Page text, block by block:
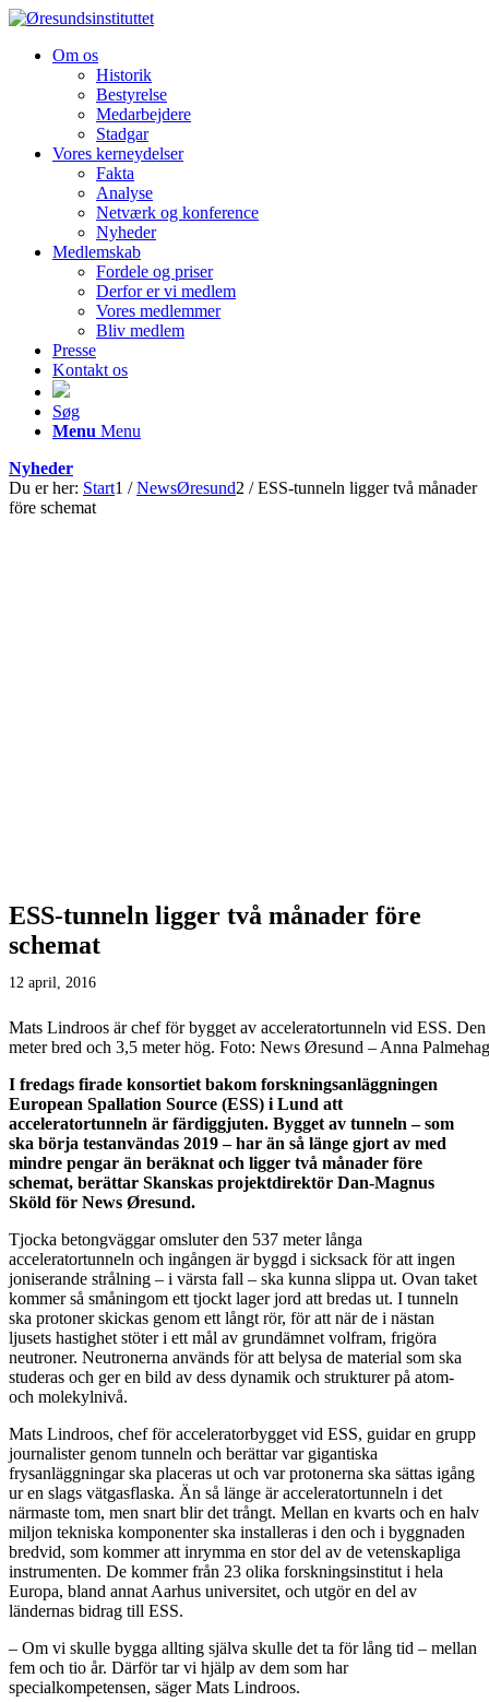
Om os
Historik
Bestyrelse
Medarbejdere
Stadgar
Vores kerneydelser
Fakta
Analyse
Netværk og konference
Nyheder
Medlemskab
Fordele og priser
Derfor er vi medlem
Vores medlemmer
Bliv medlem
Presse
Kontakt os
Søg
Menu Menu
Nyheder
Du er her: Start1 / NewsØresund2 / ESS-tunneln ligger två månader
före schemat
ESS-tunneln ligger två månader före
schemat
12 april, 2016
Mats Lindroos är chef för bygget av acceleratortunneln vid ESS.
meter bred och 3,5 meter hög. Foto: News Øresund – Anna Palmehag
I fredags firade konsortiet bakom forskningsanläggningen
European Spallation Source (ESS) i Lund att
acceleratortunneln är färdiggjuten. Bygget av tunneln – som
ska börja testanvändas 2019 – har än så länge gjort av med
mindre pengar än beräknat och ligger två månader före
schemat, berättar Skanskas projektdirektör Dan-Magnus
Sköld för News Øresund.
Tjocka betongväggar omsluter den 537 meter långa
acceleratortunneln och ingången är byggd i sicksack för att ingen
joniserande strålning – i värsta fall – ska kunna slippa ut. Ovan taket
kommer så småningom ett tjockt lager jord att bredas ut. I tunneln
ska protoner skickas genom ett långt rör, för att när de i nästan
ljusets hastighet stöter i ett mål av grundämnet volfram, frigöra
neutroner. Neutronerna används för att belysa de material som ska
studeras och ger en bild av dess dynamik och strukturer på atom-
och molekylnivå.
Mats Lindroos, chef för acceleratorbygget vid ESS, guidar en grupp
journalister genom tunneln och berättar var gigantiska
frysanläggningar ska placeras ut och var protonerna ska sättas igång
ur en slags vätgasflaska. Än så länge är acceleratortunneln i det
närmaste tom, men snart blir det trångt. Mellan en kvarts och en halv
miljon tekniska komponenter ska installeras i den och i byggnaden
bredvid, som kommer att inrymma en stor del av de vetenskapliga
instrumenten. De kommer från 23 olika forskningsinstitut i hela
Europa, bland annat Aarhus universitet, och utgör en del av
ländernas bidrag till ESS.
– Om vi skulle bygga allting själva skulle det ta för lång tid – mellan
fem och tio år. Därför tar vi hjälp av dem som har
specialkompetensen, säger Mats Lindroos.